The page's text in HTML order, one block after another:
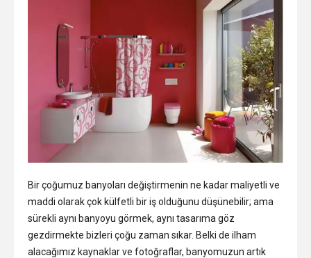
Bir çoğumuz banyoları değiştirmenin ne kadar maliyetli ve
maddi olarak çok külfetli bir iş olduğunu düşünebilir; ama
sürekli aynı banyoyu görmek, aynı tasarıma göz
gezdirmekte bizleri çoğu zaman sıkar. Belki de ilham
alacağımız kaynaklar ve fotoğraflar, banyomuzun artık